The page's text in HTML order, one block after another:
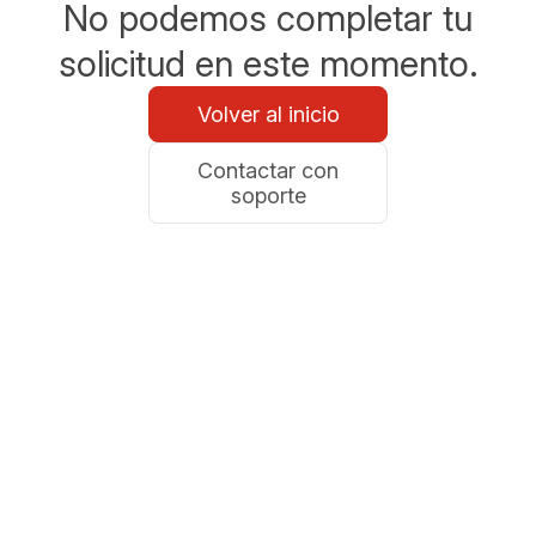
No podemos completar tu
solicitud en este momento.
Volver al inicio
Contactar con
soporte